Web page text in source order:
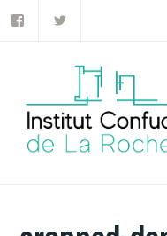
Accéder
DE LA